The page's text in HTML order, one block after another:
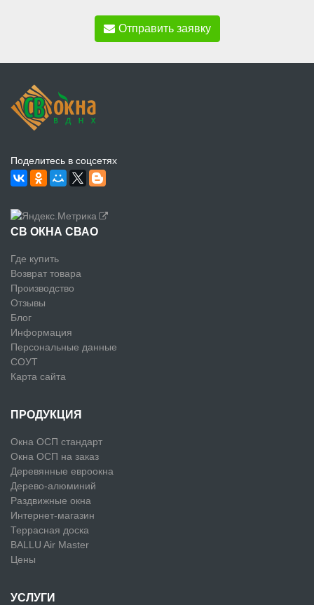
Отправить заявку
Поделитесь в соцсетях
СВ ОКНА СВАО
Где купить
Возврат товара
Производство
Отзывы
Блог
Информация
Персональные данные
СОУТ
Карта сайта
ПРОДУКЦИЯ
Окна ОСП стандарт
Окна ОСП на заказ
Деревянные евроокна
Дерево-алюминий
Раздвижные окна
Интернет-магазин
Террасная доска
BALLU Air Master
Цены
УСЛУГИ